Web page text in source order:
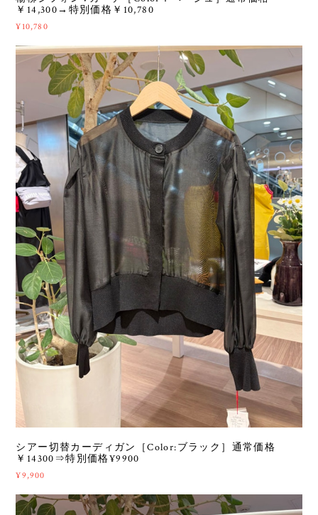
￥14,300→特別価格￥10,780
¥10,780
シアー切替カーディガン［Color:ブラック］通常価格
￥14300⇒特別価格¥9900
¥9,900